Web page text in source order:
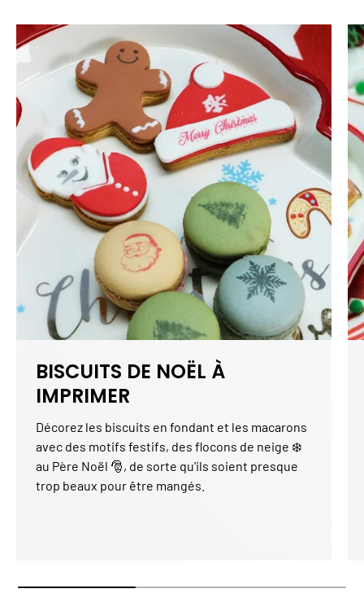
BISCUITS DE NOËL À
IMPRIMER
Décorez les biscuits en fondant et les macarons
avec des motifs festifs, des flocons de neige ❄️
au Père Noël 🎅, de sorte qu'ils soient presque
trop beaux pour être mangés.